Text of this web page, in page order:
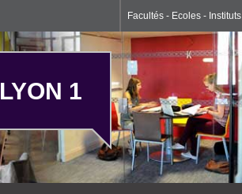
Facultés - Ecoles - Instituts
1